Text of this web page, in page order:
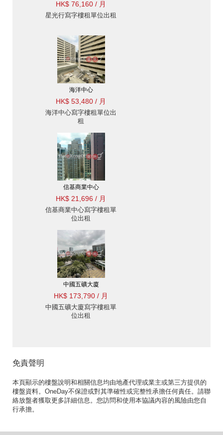
HK$ 76,160 / 月
星光行寫字樓租單位出租
海洋中心
HK$ 53,480 / 月
海洋中心寫字樓租單位出
租
信基商業中心
HK$ 21,696 / 月
信基商業中心寫字樓租單
位出租
中國五礦大廈
HK$ 173,790 / 月
中國五礦大廈寫字樓租單
位出租
免責聲明
本頁顯示的樓盤說明和相關信息均由地產代理或業主或第三方提供的
樓盤資料。OneDay不保證或對其準確性或完整性承擔任何責任。請聯
絡放盤者獲取更多詳細信息。您訪問和使用本協議內容的風險由您自
行承擔。